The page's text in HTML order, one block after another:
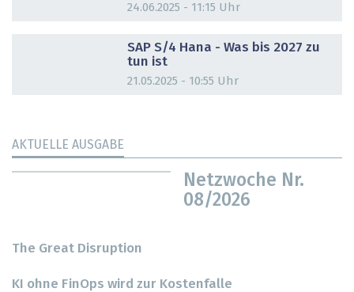
24.06.2025 - 11:15 Uhr
SAP S/4 Hana - Was bis 2027 zu
tun ist
21.05.2025 - 10:55 Uhr
AKTUELLE AUSGABE
Netzwoche Nr.
08/2026
The Great Disruption
KI ohne FinOps wird zur Kostenfalle